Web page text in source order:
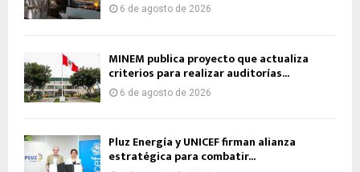
6 de agosto de 2026
MINEM publica proyecto que actualiza
criterios para realizar auditorías...
6 de agosto de 2026
Pluz Energía y UNICEF firman alianza
estratégica para combatir...